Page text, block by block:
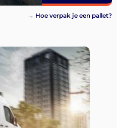
→ Hoe verpak je een pallet?